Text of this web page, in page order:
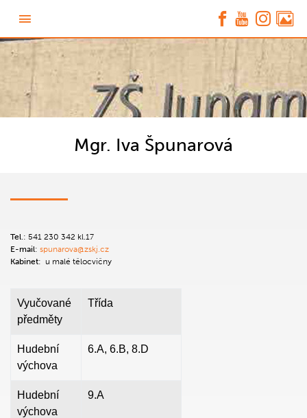
Mgr. Iva Špunarová
Tel .: 541 230 342 kl.17
E-mail: spunarova@zskj.cz
Kabinet: u malé tělocvičny
Vyučované
předměty
Třída
Hudební
výchova
6.A, 6.B, 8.D
Hudební
výchova
9.A